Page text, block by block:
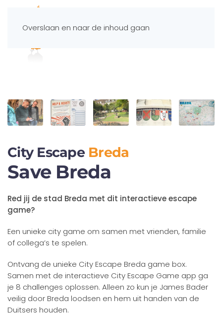
Overslaan en naar de inhoud gaan
City Escape Breda
Save Breda
Red jij de stad Breda met dit interactieve escape
game?
Een unieke city game om samen met vrienden, familie
of collega’s te spelen.
Ontvang de unieke City Escape Breda game box.
Samen met de interactieve City Escape Game app ga
je 8 challenges oplossen. Alleen zo kun je James Bader
veilig door Breda loodsen en hem uit handen van de
Duitsers houden.